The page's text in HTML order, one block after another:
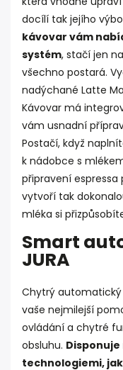
docílí tak jejího
kávovar vám
systém, stačí jen
všechno postará.
nadýchané Latte
Kávovar má
vám usnadní
Postačí, když
k nádobce s
připravení espressa
vytvoří tak
mléka si
Smart
JURA
Chytrý automatický
vaše nejmilejší
ovládání a chytré
obsluhu.
technologiemi,